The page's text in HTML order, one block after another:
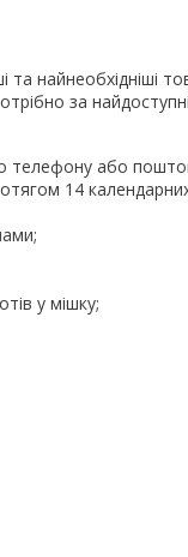
та найнеобхідніші
за
телефону або
14
у мішку;